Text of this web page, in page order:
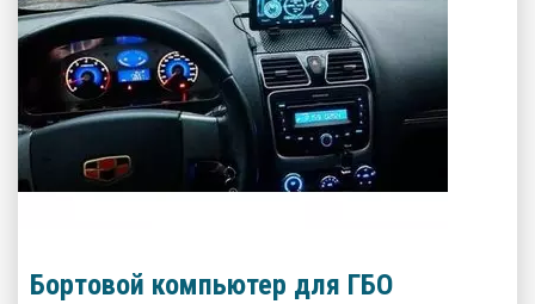
Бортовой компьютер для ГБО